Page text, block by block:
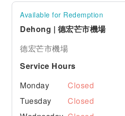
Available for Redemption
Dehong | 德宏芒市機場
德宏芒市機場
Service Hours
Monday
Closed
Tuesday
Closed